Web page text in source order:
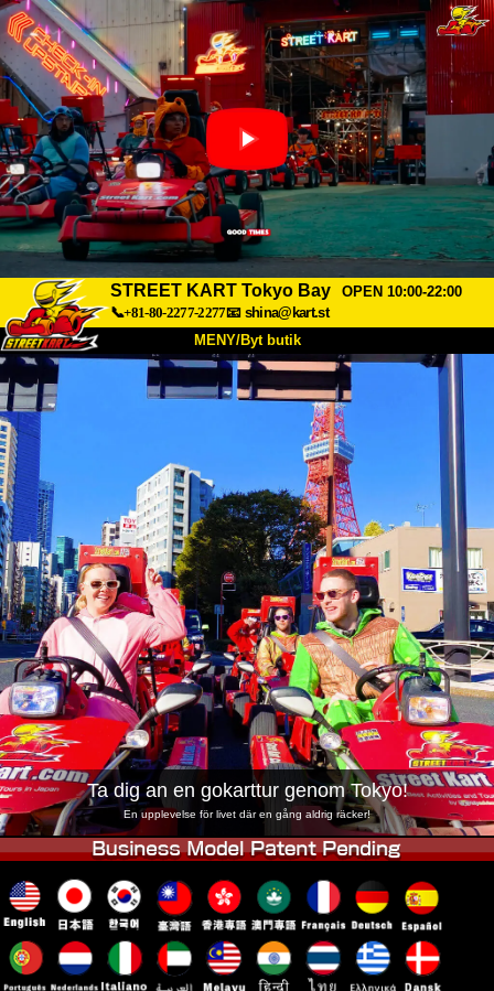
STREET KART Tokyo Bay
OPEN 10:00-22:00
📞+81-80-2277-2277📧 shina@kart.st
MENY/Byt butik
HEM
Boka
Byt butik
Tokyo Shinagawa Tokyo Akihabara#1
Tokyo Akihabara#2 Tokyo Shibuya
Tokyo Shibuya Annex Tokyo Bay
Tokyo Asakusa Osaka
Okinawa
Ta dig an en gokarttur genom Tokyo!
En upplevelse för livet där en gång aldrig räcker!